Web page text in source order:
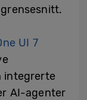
UI 7
integrerte
AI-agenter